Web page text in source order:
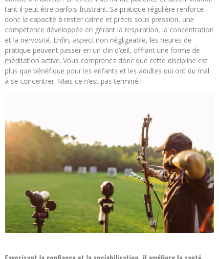
tant il peut être parfois frustrant. Sa pratique régulière renforce
donc la capacité à rester calme et précis sous pression, une
compétence développée en gérant la respiration, la concentration
et la nervosité. Enfin, aspect non négligeable, les heures de
pratique peuvent passer en un clin d’œil, offrant une forme de
méditation active. Vous comprenez donc que cette discipline est
plus que bénéfique pour les enfants et les adultes qui ont du mal
à se concentrer. Mais ce n’est pas terminé !